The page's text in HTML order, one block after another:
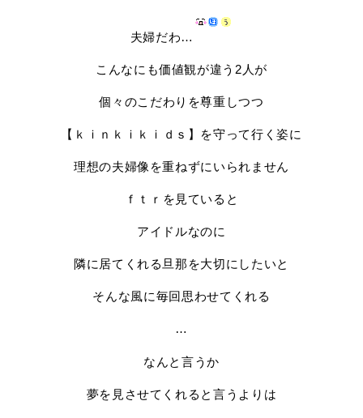
夫婦だわ…
こんなにも価値観が違う2人が
個々のこだわりを尊重しつつ
【ｋｉｎｋｉｋｉｄｓ】を守って行く姿に
理想の夫婦像を重ねずにいられません
ｆｔｒを見ていると
アイドルなのに
隣に居てくれる旦那を大切にしたいと
そんな風に毎回思わせてくれる
…
なんと言うか
夢を見させてくれると言うよりは